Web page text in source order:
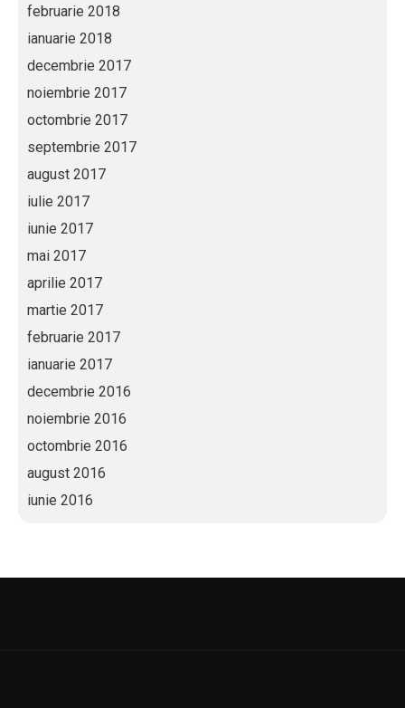
februarie 2018
ianuarie 2018
decembrie 2017
noiembrie 2017
octombrie 2017
septembrie 2017
august 2017
iulie 2017
iunie 2017
mai 2017
aprilie 2017
martie 2017
februarie 2017
ianuarie 2017
decembrie 2016
noiembrie 2016
octombrie 2016
august 2016
iunie 2016